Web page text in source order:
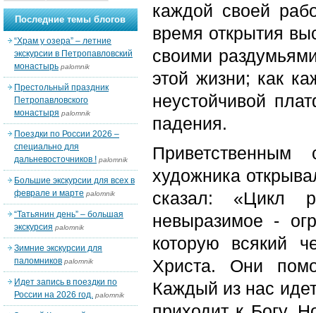
каждой своей
время открытия
своими
этой жизни; как
неустойчивой
падения.
Приветственным
художника
сказал: «Цикл
невыразимое -
которую всякий
Христа. Они
Каждый из нас
Последние темы блогов
“Храм у озера” – летние
экскурсии в Петропавловский
монастырь palomnik
Престольный праздник
Петропавловского
монастыря palomnik
Поездки по России 2026 –
специально для
дальневосточников ! palomnik
Большие экскурсии для всех в
феврале и марте palomnik
“Татьянин день” – большая
экскурсия palomnik
Зимние экскурсии для
паломников palomnik
Идет запись в поездки по
России на 2026 год. palomnik